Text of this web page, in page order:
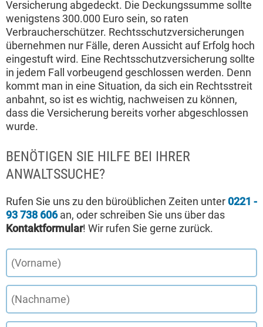
Versicherung abgedeckt. Die Deckungssumme sollte
wenigstens 300.000 Euro sein, so raten
Verbraucherschützer. Rechtsschutzversicherungen
übernehmen nur Fälle, deren Aussicht auf Erfolg hoch
eingestuft wird. Eine Rechtsschutzversicherung sollte
in jedem Fall vorbeugend geschlossen werden. Denn
kommt man in eine Situation, da sich ein Rechtsstreit
anbahnt, so ist es wichtig, nachweisen zu können,
dass die Versicherung bereits vorher abgeschlossen
wurde.
BENÖTIGEN SIE HILFE BEI IHRER
ANWALTSSUCHE?
Rufen Sie uns zu den büroüblichen Zeiten unter 0221 -
93 738 606an, oder schreiben Sie uns über das
Kontaktformular! Wir rufen Sie gerne zurück.